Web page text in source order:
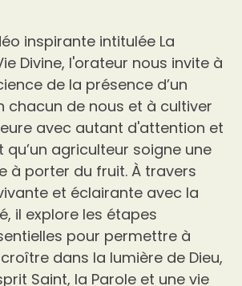
inspirante intitulée La
Divine, l'orateur nous invite à
de la présence d’un
chacun de nous et à cultiver
avec autant d'attention et
agriculteur soigne une
à porter du fruit. À travers
et éclairante avec la
il explore les étapes
pour permettre à
dans la lumière de Dieu,
Saint, la Parole et une vie